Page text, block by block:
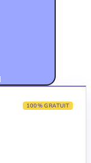
100% GRATUIT